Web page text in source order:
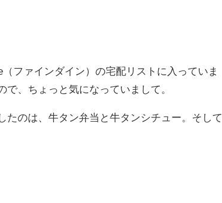
ファインダイン）の宅配リストに入っていま
、ちょっと気になっていまして。
たのは、牛タン弁当と牛タンシチュー。そして